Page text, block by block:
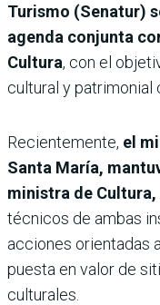
Turismo (Senatur)
agenda conjunta
Cultura, con el
cultural y patrimonial
Recientemente, el
Santa María,
ministra de
técnicos de ambas
acciones orientadas
puesta en valor de
culturales.